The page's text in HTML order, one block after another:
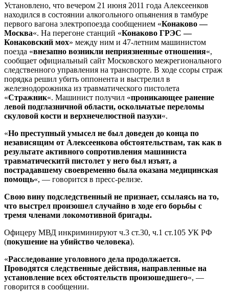
Установлено, что вечером 21 июня 2011 года Алексеенков
находился в состоянии алкогольного опьянения в тамбуре
первого вагона электропоезда сообщением «Конаково —
Москва«. На перегоне станций «Конаково ГРЭС —
Конаковский мох» между ним и 47-летним машинистом
поезда «внезапно возникли неприязненные отношения«,
сообщает официальный сайт Московского межрегионального
следственного управления на транспорте. В ходе ссоры страж
порядка решил убить оппонента и выстрелил в
железнодорожника из травматического пистолета
«Стражник«. Машинист получил «проникающее ранение
левой подглазничной области, оскольчатые переломы
скуловой кости и верхнечелюстной пазухи«.
«Но преступный умысел не был доведен до конца по
независящим от Алексеенкова обстоятельствам, так как в
результате активного сопротивления машиниста
травматическитй пистолет у него был изъят, а
пострадавшему своевременно была оказана медицинская
помощь«, — говорится в пресс-релизе.
Свою вину подследственный не признает, ссылаясь на то,
что выстрел произошел случайно в ходе его борьбы с
тремя членами локомотивной бригады.
Офицеру МВД инкриминируют ч.3 ст.30, ч.1 ст.105 УК РФ
(покушение на убийство человека).
«Расследование уголовного дела продолжается.
Проводятся следственные действия, направленные на
установление всех обстоятельств произошедшего«, —
говорится в сообщении.